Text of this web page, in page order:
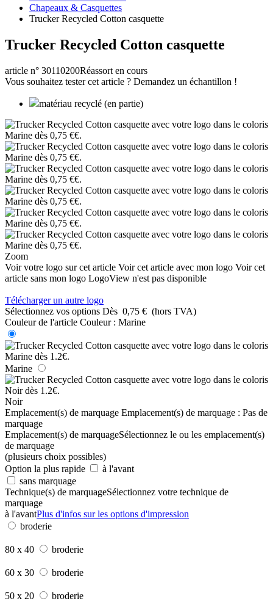
Chapeaux & Casquettes
Trucker Recycled Cotton casquette
Trucker Recycled Cotton casquette
article n° 30110200Réassort en cours
Vous souhaitez tester cet article ? Demandez un échantillon !
matériau recyclé (en partie)
Zoom
Voir votre logo sur cet article Voir cet article avec mon logo Voir cet
article sans mon logo LogoView n'est pas disponible
Télécharger un autre logo
Sélectionnez vos options Dès 0,75 € (hors TVA)
Couleur de l'article Couleur : Marine
Marine
Noir
Emplacement(s) de marquage Emplacement(s) de marquage : Pas de
marquage
Emplacement(s) de marquageSélectionnez le ou les emplacement(s)
de marquage
(plusieurs choix possibles)
Option la plus rapide
à l'avant
sans marquage
Technique(s) de marquageSélectionnez votre technique de
marquage
à l'avantPlus d'infos sur les options d'impression
broderie
80 x 40 broderie
60 x 30 broderie
50 x 20 broderie